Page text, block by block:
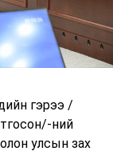
гэрээ /
ний
улсын зах